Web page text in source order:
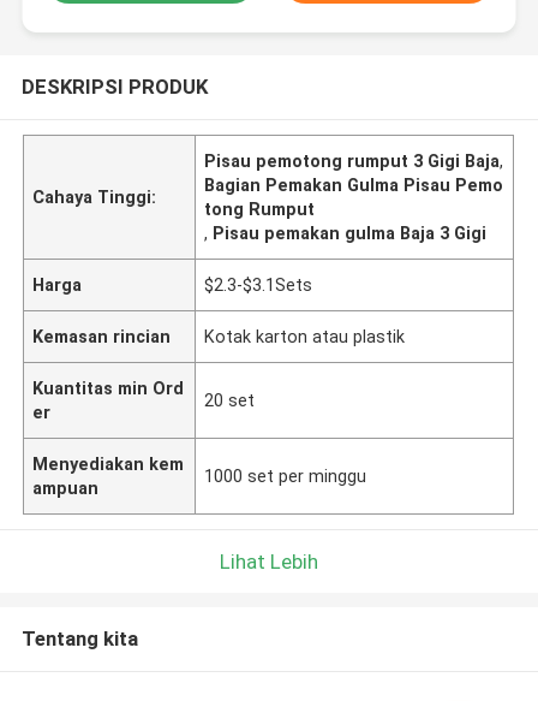
DESKRIPSI PRODUK
Cahaya Tinggi:
Pisau pemotong rumput 3 Gigi Baja,
Bagian Pemakan Gulma Pisau Pemo
tong Rumput
, Pisau pemakan gulma Baja 3 Gigi
Harga $2.3-$3.1Sets
Kemasan rincian Kotak karton atau plastik
Kuantitas min Ord
er
20 set
Menyediakan kem
ampuan
1000 set per minggu
Lihat Lebih
Tentang kita